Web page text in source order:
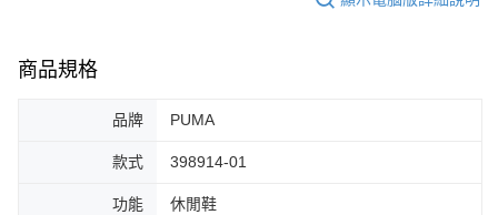
３．未成年的使用者請事先徵得法定代理人或監護人之同意方可使用
４．使用「AFTEE先享後付」時，將依據個別帳號之用戶狀況，依本公司即
請求用戶進行身份認證。
５．嚴禁一人註冊多個帳號或使用他人資訊註冊。若發現惡意使用之情形，
恩沛科技股份有限公司將有權停止該用戶之使用額度並採取法律行動。
商品規格
品牌 PUMA
款式 398914-01
功能 休閒鞋